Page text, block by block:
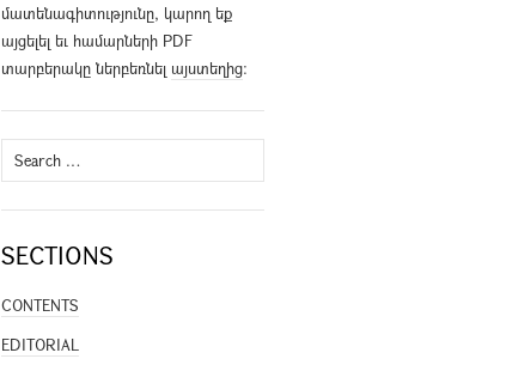
մատենագիտությունը, կարող եք
այցելել եւ համարների PDF
տարբերակը ներբեռնել այստեղից։
Search
for:
SECTIONS
CONTENTS
EDITORIAL